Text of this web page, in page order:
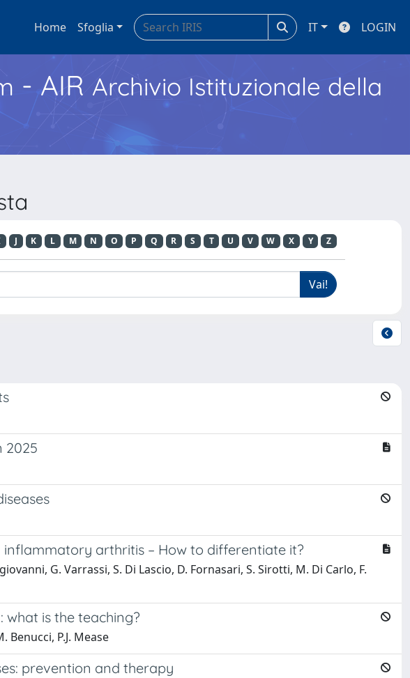
Home Sfoglia IT LOGIN
- AIR Archivio Istituzionale della
J K L M N O P Q R S T U V W X Y Z
2025
arthritis – How to differentiate it?
G. Varrassi, S. Di Lascio, D. Fornasari, S. Sirotti, M. Di Carlo, F.
is the teaching?
Benucci, P.J. Mease
prevention and therapy